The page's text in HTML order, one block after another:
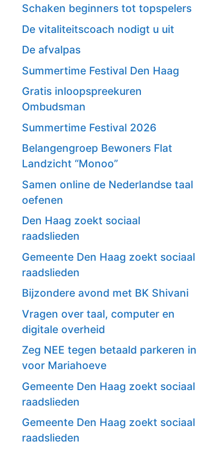
Schaken beginners tot topspelers
De vitaliteitscoach nodigt u uit
De afvalpas
Summertime Festival Den Haag
Gratis inloopspreekuren
Ombudsman
Summertime Festival 2026
Belangengroep Bewoners Flat
Landzicht “Monoo”
Samen online de Nederlandse taal
oefenen
Den Haag zoekt sociaal
raadslieden
Gemeente Den Haag zoekt sociaal
raadslieden
Bijzondere avond met BK Shivani
Vragen over taal, computer en
digitale overheid
Zeg NEE tegen betaald parkeren in
voor Mariahoeve
Gemeente Den Haag zoekt sociaal
raadslieden
Gemeente Den Haag zoekt sociaal
raadslieden